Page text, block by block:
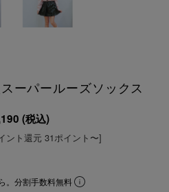
ーパールーズソックス
(税込)
ント還元 31ポイント〜]
。分割手数料無料